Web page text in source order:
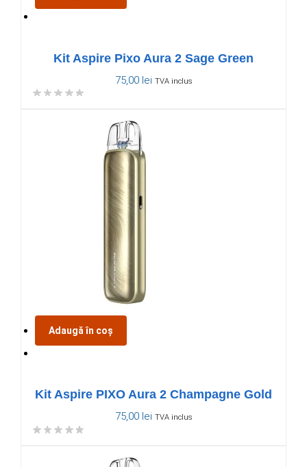
Kit Aspire Pixo Aura 2 Sage Green
75,00 lei TVA inclus
Adaugă în coș
Kit Aspire PIXO Aura 2 Champagne Gold
75,00 lei TVA inclus